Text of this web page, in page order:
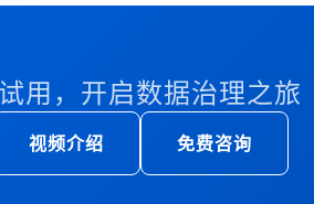
用，开启数据治理之旅
视频介绍 免费咨询